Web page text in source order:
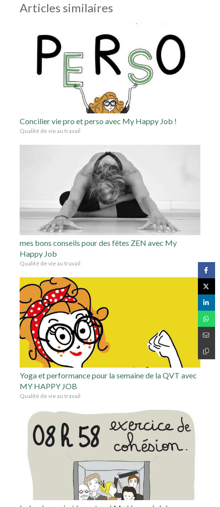
Articles similaires
Concilier vie pro et perso avec My Happy Job !
Qualité de vie au travail
mes bons conseils pour des fêtes ZEN avec My
Happy Job
Qualité de vie au travail
Yoga et performance pour la semaine de la QVT avec
MY HAPPY JOB
Qualité de vie au travail